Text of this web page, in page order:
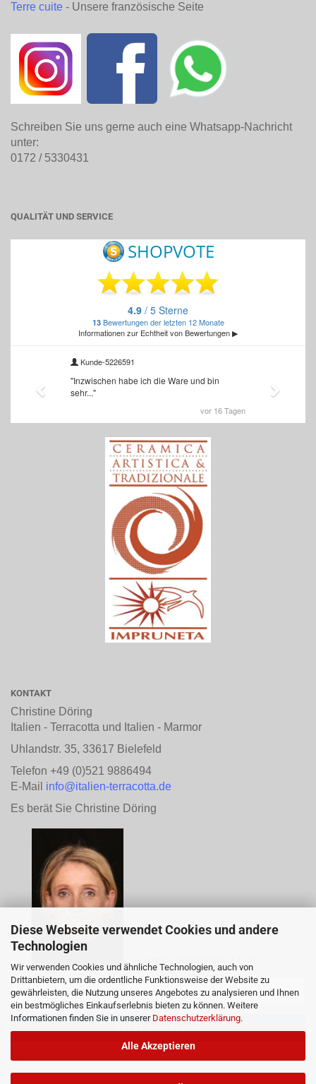
Diese Webseite verwendet Cookies und andere
Technologien
Wir verwenden Cookies und ähnliche Technologien, auch von
Drittanbietern, um die ordentliche Funktionsweise der Website zu
gewährleisten, die Nutzung unseres Angebotes zu analysieren und Ihnen
ein bestmögliches Einkaufserlebnis bieten zu können. Weitere
Informationen finden Sie in unserer Datenschutzerklärung.
Alle Akzeptieren
Terre cuite - Unsere französische Seite
Schreiben Sie uns gerne auch eine Whatsapp-Nachricht
unter:
0172 / 5330431
QUALITÄT UND SERVICE
KONTAKT
Christine Döring
Italien - Terracotta und Italien - Marmor
Uhlandstr. 35, 33617 Bielefeld
Telefon +49 (0)521 9886494
E-Mail info@italien-terracotta.de
Es berät Sie Christine Döring